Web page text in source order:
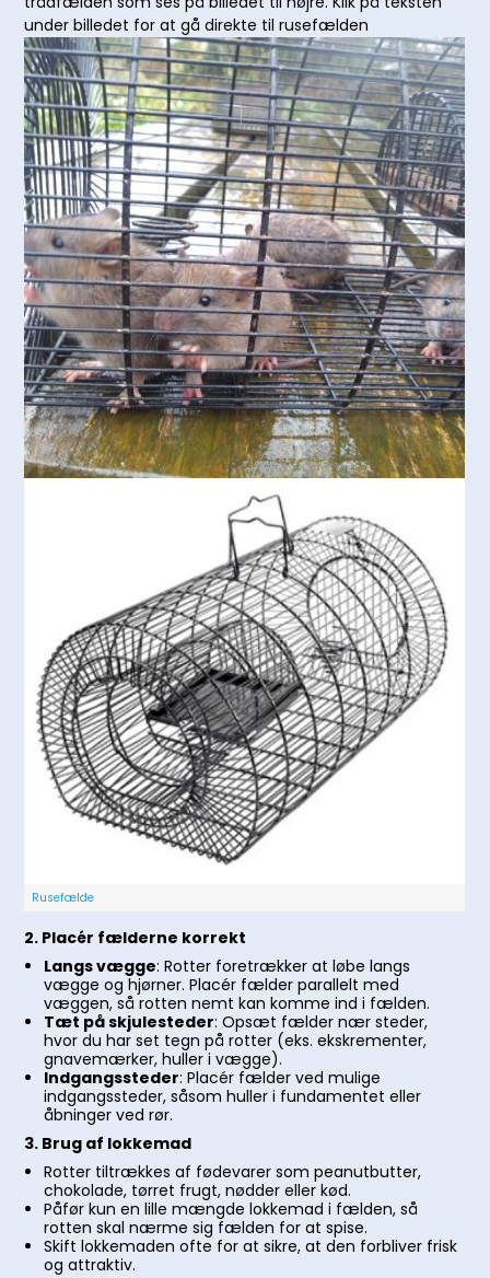
under billedet for at gå direkte til rusefælden
Rusefælde
2. Placér fælderne korrekt
Langs vægge: Rotter foretrækker at løbe langs
vægge og hjørner. Placér fælder parallelt med
væggen, så rotten nemt kan komme ind i fælden.
Tæt på skjulesteder: Opsæt fælder nær steder,
hvor du har set tegn på rotter (eks. ekskrementer,
gnavemærker, huller i vægge).
Indgangssteder: Placér fælder ved mulige
indgangssteder, såsom huller i fundamentet eller
åbninger ved rør.
3. Brug af lokkemad
Rotter tiltrækkes af fødevarer som peanutbutter,
chokolade, tørret frugt, nødder eller kød.
Påfør kun en lille mængde lokkemad i fælden, så
rotten skal nærme sig fælden for at spise.
Skift lokkemaden ofte for at sikre, at den forbliver frisk
og attraktiv.